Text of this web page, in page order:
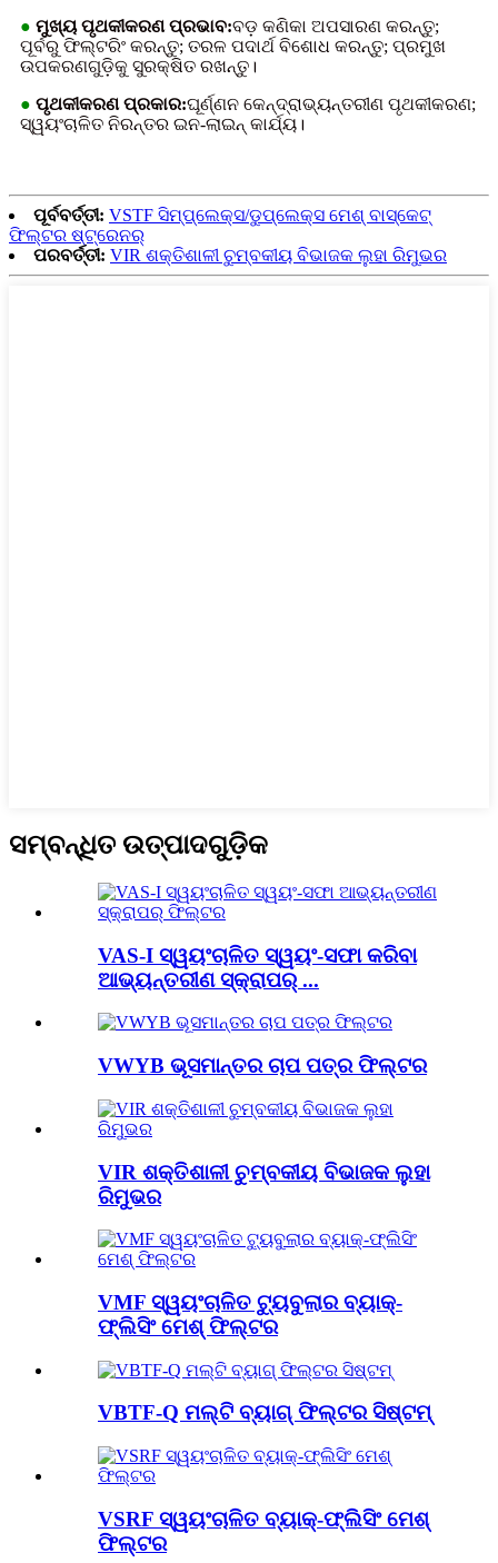
● ମୁଖ୍ୟ ପୃଥକୀକରଣ ପ୍ରଭାବ:ବଡ଼ କଣିକା ଅପସାରଣ କରନ୍ତୁ;
ପୂର୍ବରୁ ଫିଲ୍ଟରିଂ କରନ୍ତୁ; ତରଳ ପଦାର୍ଥ ବିଶୋଧ କରନ୍ତୁ; ପ୍ରମୁଖ
ଉପକରଣଗୁଡ଼ିକୁ ସୁରକ୍ଷିତ ରଖନ୍ତୁ।
● ପୃଥକୀକରଣ ପ୍ରକାର:ଘୂର୍ଣ୍ଣନ କେନ୍ଦ୍ରାଭ୍ୟନ୍ତରୀଣ ପୃଥକୀକରଣ;
ସ୍ୱୟଂଚାଳିତ ନିରନ୍ତର ଇନ-ଲାଇନ୍ କାର୍ଯ୍ୟ।
ପୂର୍ବବର୍ତ୍ତୀ: VSTF ସିମ୍ପ୍ଲେକ୍ସ/ଡୁପ୍ଲେକ୍ସ ମେଶ୍ ବାସ୍କେଟ୍
ଫିଲ୍ଟର ଷ୍ଟ୍ରେନର୍
ପରବର୍ତ୍ତୀ: VIR ଶକ୍ତିଶାଳୀ ଚୁମ୍ବକୀୟ ବିଭାଜକ ଲୁହା ରିମୁଭର
ସମ୍ବନ୍ଧିତ ଉତ୍ପାଦଗୁଡ଼ିକ
VAS-I ସ୍ୱୟଂଚାଳିତ ସ୍ୱୟଂ-ସଫା କରିବା
ଆଭ୍ୟନ୍ତରୀଣ ସ୍କ୍ରାପର୍ ...
VWYB ଭୂସମାନ୍ତର ଚାପ ପତ୍ର ଫିଲ୍ଟର
VIR ଶକ୍ତିଶାଳୀ ଚୁମ୍ବକୀୟ ବିଭାଜକ ଲୁହା
ରିମୁଭର
VMF ସ୍ୱୟଂଚାଳିତ ଟ୍ୟୁବୁଲାର ବ୍ୟାକ୍-
ଫ୍ଲିସିଂ ମେଶ୍ ଫିଲ୍ଟର
VBTF-Q ମଲ୍ଟି ବ୍ୟାଗ୍ ଫିଲ୍ଟର ସିଷ୍ଟମ୍
VSRF ସ୍ୱୟଂଚାଳିତ ବ୍ୟାକ୍-ଫ୍ଲିସିଂ ମେଶ୍
ଫିଲ୍ଟର